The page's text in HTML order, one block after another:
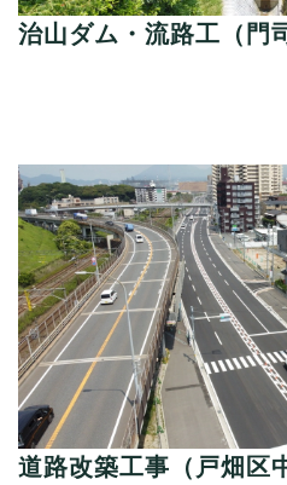
治山ダム・流路工（門
道路改築工事（戸畑区